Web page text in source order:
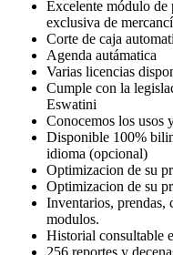
Excelente módulo de
exclusiva de
Corte de caja
Agenda autámatica
Varias licencias
Cumple con la
Eswatini
Conocemos los usos
Disponible 100%
idioma (opcional)
Optimizacion de su
Optimizacion de su
Inventarios, prendas,
modulos.
Historial consultable
256 reportes y